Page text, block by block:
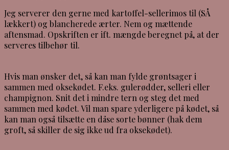
Jeg serverer den gerne med kartoffel-sellerimos til (SÅ
lækkert) og blancherede ærter. Nem og mættende
aftensmad. Opskriften er ift. mængde beregnet på, at der
serveres tilbehør til.
Hvis man ønsker det, så kan man fylde grøntsager i
sammen med oksekødet. F.eks. gulerødder, selleri eller
champignon. Snit det i mindre tern og steg det med
sammen med kødet. Vil man spare yderligere på kødet, så
kan man også tilsætte en dåse sorte bønner (hak dem
groft, så skiller de sig ikke ud fra oksekødet).